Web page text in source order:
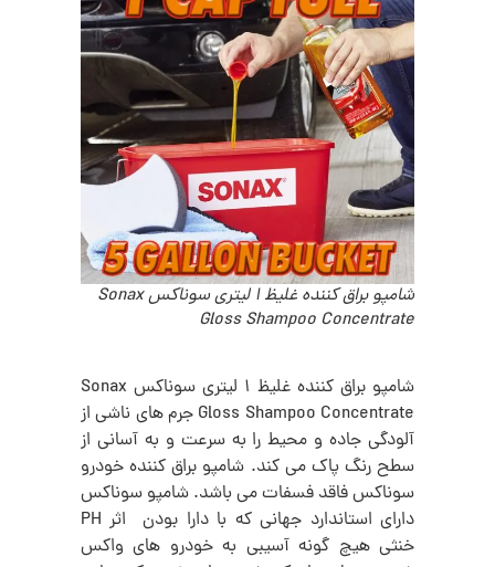
شامپو براق کننده غلیظ 1 لیتری سوناکس Sonax
Gloss Shampoo Concentrate
شامپو براق کننده غلیظ 1 لیتری سوناکس Sonax
Gloss Shampoo Concentrate جرم های ناشی از
آلودگی جاده و محيط را به سرعت و به آسانی از
سطح رنگ پاک می کند. شامپو براق کننده خودرو
سوناکس فاقد فسفات می باشد.شامپو سوناکس
دارای استاندارد جهانی که با دارا بودن اثر PH
خنثی هیچ گونه آسیبی به خودرو های واکس